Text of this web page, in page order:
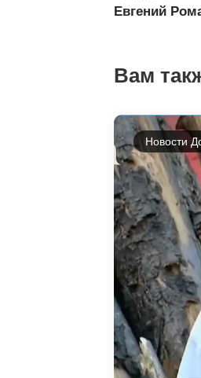
Евгений
Вам
Новости